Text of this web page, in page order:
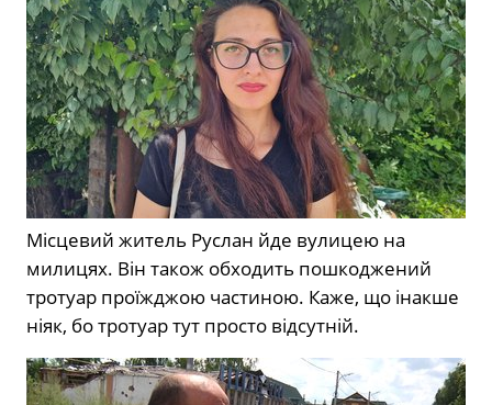
Місцевий житель Руслан йде вулицею на
милицях. Він також обходить пошкоджений
тротуар проїжджою частиною. Каже, що інакше
ніяк, бо тротуар тут просто відсутній.